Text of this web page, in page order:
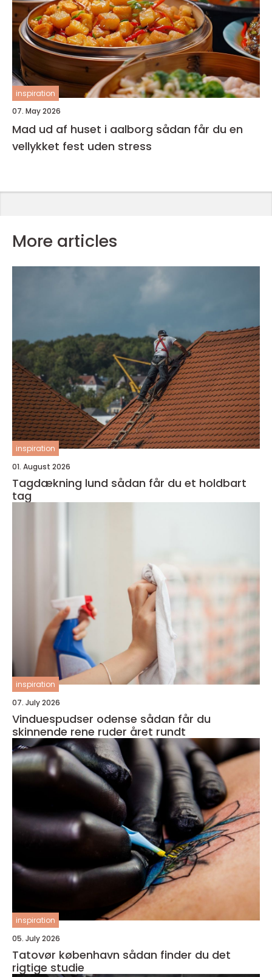
inspiration
07. May 2026
Mad ud af huset i aalborg sådan får du en
vellykket fest uden stress
More articles
inspiration
01. August 2026
Tagdækning lund sådan får du et holdbart
tag
inspiration
07. July 2026
Vinduespudser odense sådan får du
skinnende rene ruder året rundt
inspiration
05. July 2026
Tatovør københavn sådan finder du det
rigtige studie